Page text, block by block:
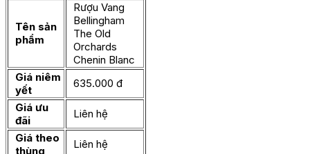
Tên sản
phẩm
Rượu Vang
Bellingham
The Old
Orchards
Chenin Blanc
Giá niêm
yết
635.000 đ
Giá ưu
đãi
Liên hệ
Giá theo
thùng
Liên hệ